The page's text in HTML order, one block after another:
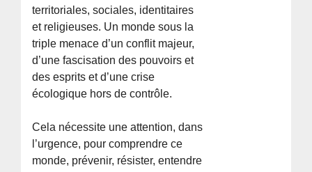
territoriales, sociales, identitaires
et religieuses. Un monde sous la
triple menace d’un conflit majeur,
d’une fascisation des pouvoirs et
des esprits et d’une crise
écologique hors de contrôle.
Cela nécessite une attention, dans
l’urgence, pour comprendre ce
monde, prévenir, résister, entendre